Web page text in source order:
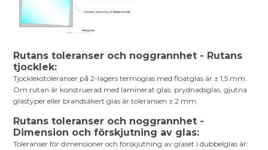
Rutans toleranser och noggrannhet - Rutans
tjocklek:
Tjocklekstoleranser på 2-lagers termoglas med floatglas är ± 1,5 mm.
Om rutan är konstruerad med laminerat glas, prydnadsglas, gjutna
glastyper eller brandsäkert glas är toleransen ± 2 mm.
Rutans toleranser och noggrannhet -
Dimension och förskjutning av glas:
Toleranser för dimensioner och förskjutning av glaset i dubbelglas är: